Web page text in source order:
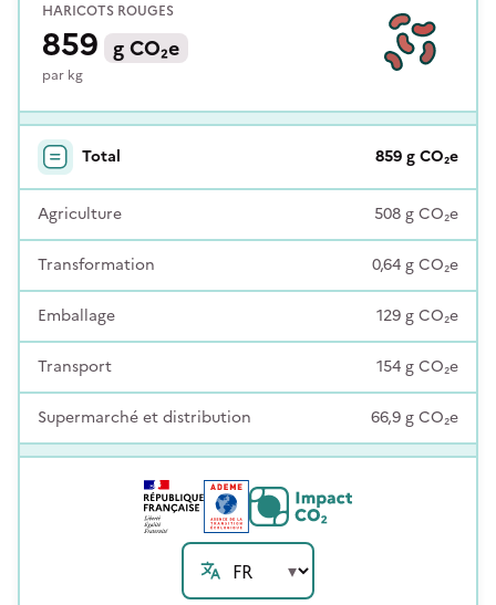
HARICOTS ROUGES
859 gCO₂e
par kg
Total 859gCO₂e
Agriculture 508gCO₂e
Transformation 0,64gCO₂e
Emballage 129gCO₂e
Transport 154gCO₂e
Supermarché et distribution 66,9gCO₂e